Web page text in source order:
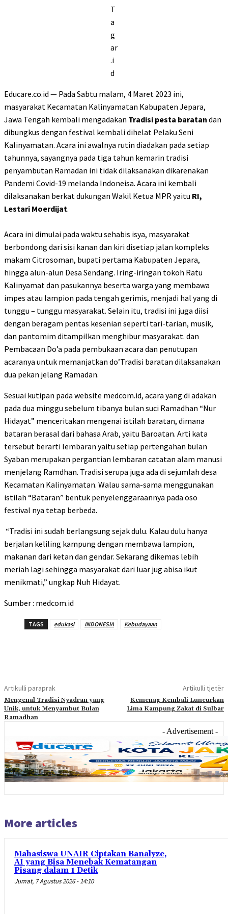
T
a
g
ar
.i
d
Educare.co.id — Pada Sabtu malam, 4 Maret 2023 ini,
masyarakat Kecamatan Kalinyamatan Kabupaten Jepara,
Jawa Tengah kembali mengadakan Tradisi pesta baratan dan
dibungkus dengan festival kembali dihelat Pelaku Seni
Kalinyamatan. Acara ini awalnya rutin diadakan pada setiap
tahunnya, sayangnya pada tiga tahun kemarin tradisi
penyambutan Ramadan ini tidak dilaksanakan dikarenakan
Pandemi Covid-19 melanda Indoneisa. Acara ini kembali
dilaksanakan berkat dukungan Wakil Ketua MPR yaitu RI,
Lestari Moerdijat.
Acara ini dimulai pada waktu sehabis isya, masyarakat
berbondong dari sisi kanan dan kiri disetiap jalan kompleks
makam Citrosoman, bupati pertama Kabupaten Jepara,
hingga alun-alun Desa Sendang. Iring-iringan tokoh Ratu
Kalinyamat dan pasukannya beserta warga yang membawa
impes atau lampion pada tengah gerimis, menjadi hal yang di
tunggu – tunggu masyarakat. Selain itu, tradisi ini juga diisi
dengan beragam pentas kesenian seperti tari-tarian, musik,
dan pantomim ditampilkan menghibur masyarakat. dan
Pembacaan Do’a pada pembukaan acara dan penutupan
acaranya untuk memanjatkan do’Tradisi baratan dilaksanakan
dua pekan jelang Ramadan.
Sesuai kutipan pada website medcom.id, acara yang di adakan
pada dua minggu sebelum tibanya bulan suci Ramadhan “Nur
Hidayat” menceritakan mengenai istilah baratan, dimana
bataran berasal dari bahasa Arab, yaitu Baroatan. Arti kata
tersebut berarti lembaran yaitu setiap pertengahan bulan
Syaban merupakan pergantian lembaran catatan alam manusi
menjelang Ramdhan. Tradisi serupa juga ada di sejumlah desa
Kecamatan Kalinyamatan. Walau sama-sama menggunakan
istilah “Bataran” bentuk penyelenggaraannya pada oso
festival nya tetap berbeda.
“Tradisi ini sudah berlangsung sejak dulu. Kalau dulu hanya
berjalan keliling kampung dengan membawa lampion,
makanan dari ketan dan gendar. Sekarang dikemas lebih
meriah lagi sehingga masyarakat dari luar jug abisa ikut
menikmati,” ungkap Nuh Hidayat.
Sumber : medcom.id
TAGS edukasi INDONESIA Kebudayaan
Artikulli paraprak
Mengenal Tradisi Nyadran yang
Unik, untuk Menyambut Bulan
Ramadhan
Artikulli tjetër
Kemenag Kembali Luncurkan
Lima Kampung Zakat di Sulbar
- Advertisement -
More articles
Mahasiswa UNAIR Ciptakan Banalyze,
AI yang Bisa Menebak Kematangan
Pisang dalam 1 Detik
Jumat, 7 Agustus 2026 - 14:10